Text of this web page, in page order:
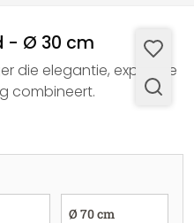
- Ø 30 cm
die elegantie, expressie
combineert.
Ø 70 cm